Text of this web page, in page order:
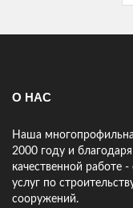
Только начинаю
О НАС
Наша
2000 году и
качественной
услуг по
сооружений.